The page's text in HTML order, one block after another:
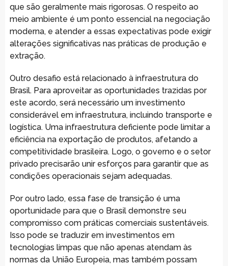
que são geralmente mais rigorosas. O respeito ao
meio ambiente é um ponto essencial na negociação
moderna, e atender a essas expectativas pode exigir
alterações significativas nas práticas de produção e
extração.
Outro desafio está relacionado à infraestrutura do
Brasil. Para aproveitar as oportunidades trazidas por
este acordo, será necessário um investimento
considerável em infraestrutura, incluindo transporte e
logística. Uma infraestrutura deficiente pode limitar a
eficiência na exportação de produtos, afetando a
competitividade brasileira. Logo, o governo e o setor
privado precisarão unir esforços para garantir que as
condições operacionais sejam adequadas.
Por outro lado, essa fase de transição é uma
oportunidade para que o Brasil demonstre seu
compromisso com práticas comerciais sustentáveis.
Isso pode se traduzir em investimentos em
tecnologias limpas que não apenas atendam às
normas da União Europeia, mas também possam